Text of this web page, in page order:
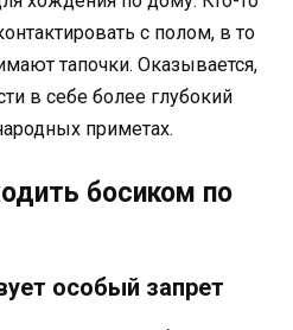
с полом, в то
тапочки. Оказывается,
в себе более глубокий
приметах.
босиком по
особый запрет